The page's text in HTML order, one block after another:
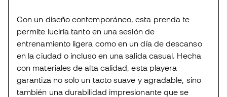
Con un diseño contemporáneo, esta prenda te
permite lucirla tanto en una sesión de
entrenamiento ligera como en un día de descanso
en la ciudad o incluso en una salida casual. Hecha
con materiales de alta calidad, esta playera
garantiza no solo un tacto suave y agradable, sino
también una durabilidad impresionante que se